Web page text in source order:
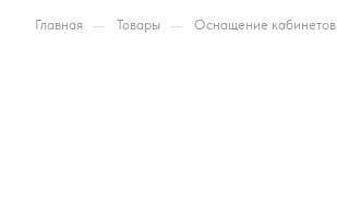
Главная — Товары — Оснащение кабинетов